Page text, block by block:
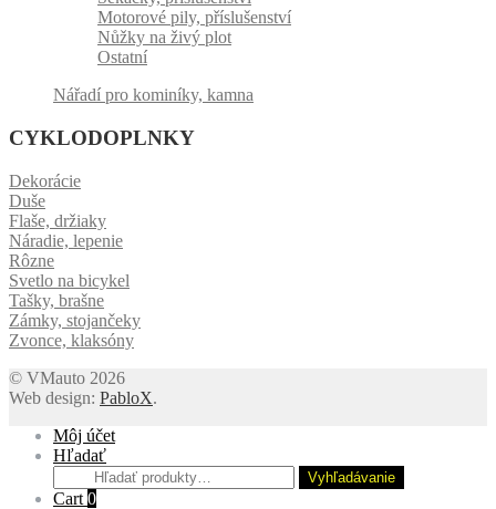
Motorové pily, příslušenství
Nůžky na živý plot
Ostatní
Nářadí pro kominíky, kamna
CYKLODOPLNKY
Dekorácie
Duše
Flaše, držiaky
Náradie, lepenie
Rôzne
Svetlo na bicykel
Tašky, brašne
Zámky, stojančeky
Zvonce, klaksóny
© VMauto 2026
Web design: PabloX.
Môj účet
Hľadať
Hľadať:
Vyhľadávanie
Cart 0